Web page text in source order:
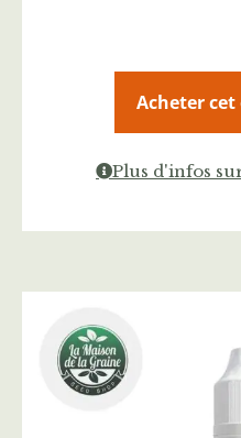
Acheter cet
Plus d'infos